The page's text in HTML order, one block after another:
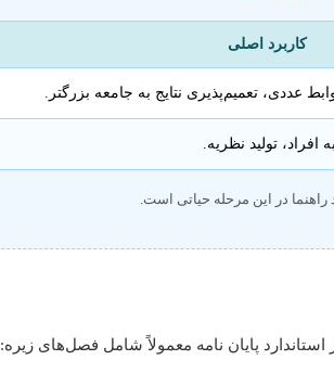
کاربرد اصلی
عددی، تعمیم‌پذیری نتایج به جامعه بزرگتر.
تولید نظریه.
در این مرحله حیاتی است.
پایان نامه معمولاً شامل فصل‌های زیره: